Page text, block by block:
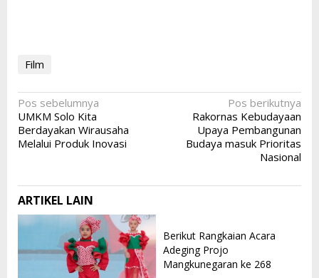
Film
Navigasi
pos
Pos sebelumnya
UMKM Solo Kita
Berdayakan Wirausaha
Melalui Produk Inovasi
Pos berikutnya
Rakornas Kebudayaan
Upaya Pembangunan
Budaya masuk Prioritas
Nasional
ARTIKEL LAIN
Berikut Rangkaian Acara
Adeging Projo
Mangkunegaran ke 268